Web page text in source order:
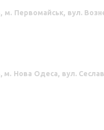
м. Первомайськ, вул.
м. Нова Одеса, вул.